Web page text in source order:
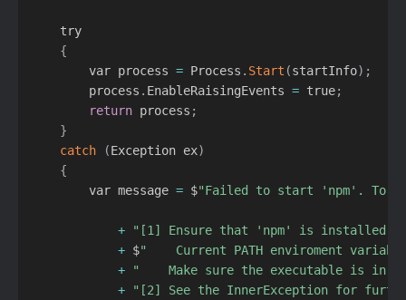
    try
{
        var process
= Process . Start (startInfo) ;
        process
. EnableRaisingEvents = true;
return process ;
}
catch
(Exception ex)
{
        var message
= $"Failed to start 'npm'. To
+
"[1] Ensure that 'npm' is installed
+ $"    Current PATH enviroment
+
"    Make sure the executable is in
+
"[2] See the InnerException for